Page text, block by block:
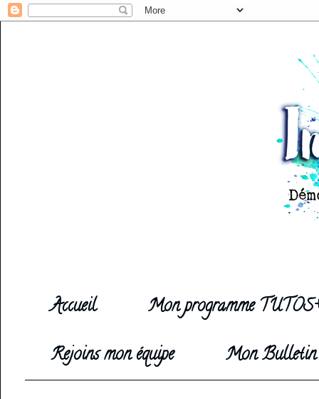
Accueil
Mon programme
Rejoins mon équipe
Mon